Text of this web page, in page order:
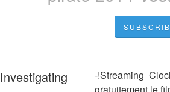
Investigating
-!Streaming
gratuitement le